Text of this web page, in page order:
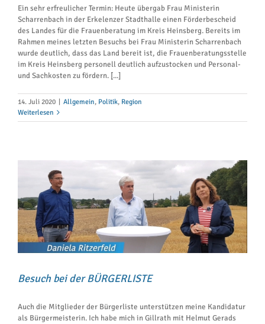
Ein sehr erfreulicher Termin: Heute übergab Frau Ministerin
Scharrenbach in der Erkelenzer Stadthalle einen Förderbescheid
des Landes für die Frauenberatung im Kreis Heinsberg. Bereits im
Rahmen meines letzten Besuchs bei Frau Ministerin Scharrenbach
wurde deutlich, dass das Land bereit ist, die Frauenberatungsstelle
im Kreis Heinsberg personell deutlich aufzustocken und Personal-
und Sachkosten zu fördern. [...]
14. Juli 2020 | Allgemein, Politik, Region
Weiterlesen
Besuch bei der BÜRGERLISTE
Auch die Mitglieder der Bürgerliste unterstützen meine Kandidatur
als Bürgermeisterin. Ich habe mich in Gillrath mit Helmut Gerads